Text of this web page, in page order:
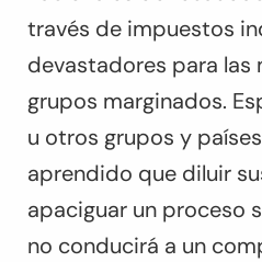
través de impuestos
devastadores para las
grupos marginados.
u otros grupos y
aprendido que diluir
apaciguar un proceso
no conducirá a un